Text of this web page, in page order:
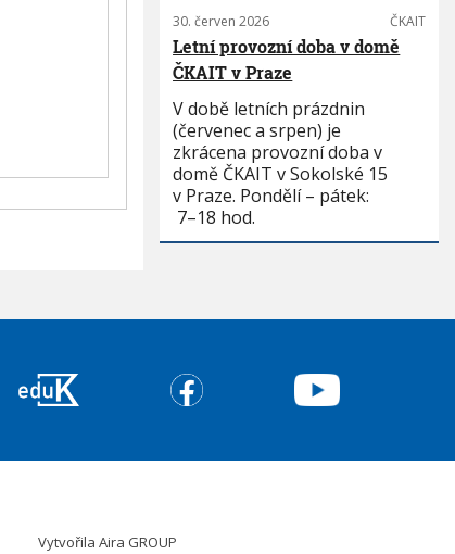
30. červen 2026 ČKAIT
Letní provozní doba v domě
ČKAIT v Praze
V době letních prázdnin
(červenec a srpen) je
zkrácena provozní doba v
domě ČKAIT v Sokolské 15
v Praze. Pondělí – pátek:
7–18 hod.
VytvořilaAira GROUP